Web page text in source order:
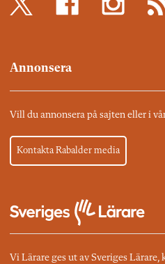
Annonsera
Vill du annonsera på sajten eller i
Kontakta Rabalder media
Vi Lärare ges ut av Sveriges